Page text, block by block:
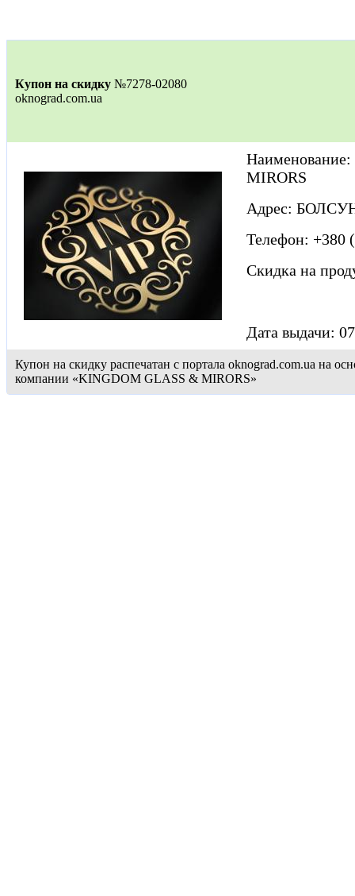
Купон на скидку №7278-02080
oknograd.com.ua
MIRORS
Адрес:
Телефон: +380
Скидка на
Дата выдачи:
Купон на скидку распечатан с портала oknograd.com.ua на
компании «KINGDOM GLASS & MIRORS»